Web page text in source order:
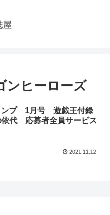
屋
ンヒーローズ
ンプ 1月号 遊戯王付録
依代 応募者全員サービス
2021.11.12